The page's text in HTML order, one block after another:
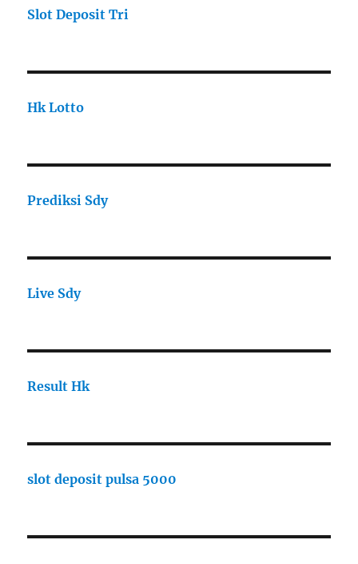
Slot Deposit Tri
Hk Lotto
Prediksi Sdy
Live Sdy
Result Hk
slot deposit pulsa 5000